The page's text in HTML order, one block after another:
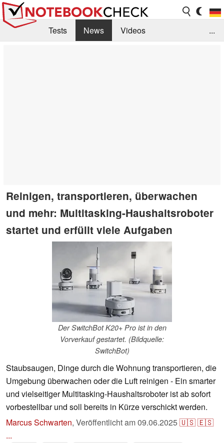
Tests News
Videos
...
Reinigen, transportieren, überwachen
und mehr: Multitasking-Haushaltsroboter
startet und erfüllt viele Aufgaben
Der SwitchBot K20+ Pro ist in den
Vorverkauf gestartet. (Bildquelle:
SwitchBot)
Staubsaugen, Dinge durch die Wohnung transportieren, die
Umgebung überwachen oder die Luft reinigen - Ein smarter
und vielseitiger Multitasking-Haushaltsroboter ist ab sofort
vorbestellbar und soll bereits in Kürze verschickt werden.
Marcus Schwarten, Veröffentlicht am09.06.2025🇺🇸🇪🇸
...